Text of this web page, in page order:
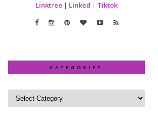
Linktree | Linked | Tiktok
CATEGORIES